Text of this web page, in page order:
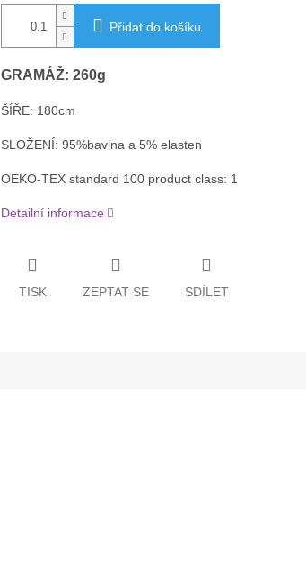
Přidat do košíku
GRAMÁŽ: 260g
ŠÍŘE: 180cm
SLOŽENÍ: 95%bavlna a 5% elasten
OEKO-TEX standard 100 product class: 1
Detailní informace
TISK ZEPTAT SE SDÍLET